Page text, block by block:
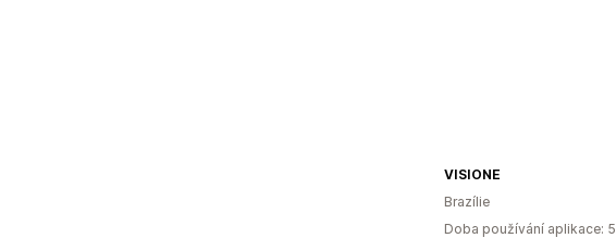
VISIONE
Brazílie
Doba používání aplikace: 5